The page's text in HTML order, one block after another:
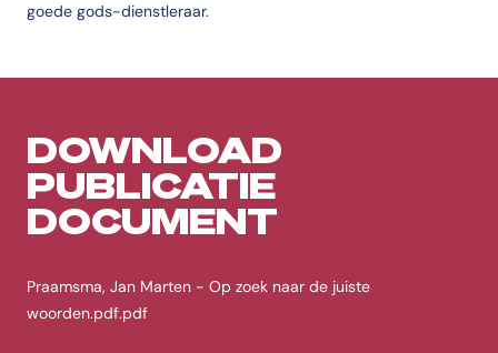
goede gods-dienstleraar.
DOWNLOAD
PUBLICATIE
DOCUMENT
Praamsma, Jan Marten - Op zoek naar de juiste
woorden.pdf.pdf